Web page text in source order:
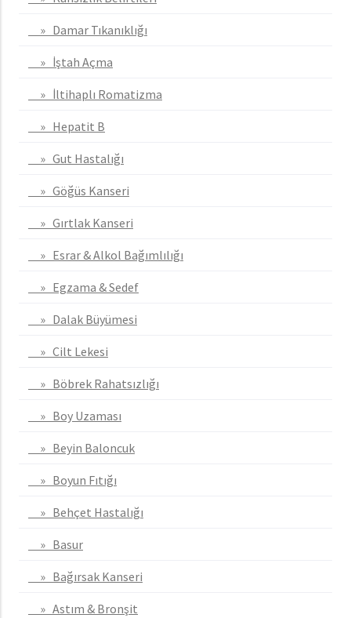
» Damar Tıkanıklığı
» İştah Açma
» İltihaplı Romatizma
» Hepatit B
» Gut Hastalığı
» Göğüs Kanseri
» Gırtlak Kanseri
» Esrar & Alkol Bağımlılığı
» Egzama & Sedef
» Dalak Büyümesi
» Cilt Lekesi
» Böbrek Rahatsızlığı
» Boy Uzaması
» Beyin Baloncuk
» Boyun Fıtığı
» Behçet Hastalığı
» Basur
» Bağırsak Kanseri
» Astım & Bronşit